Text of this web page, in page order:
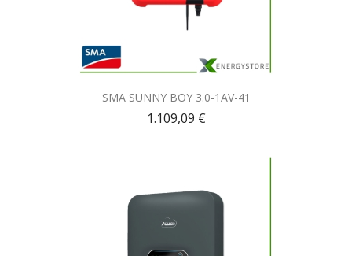
Anteprima
SMA SUNNY BOY 3.0-1AV-41
1.109,09 €